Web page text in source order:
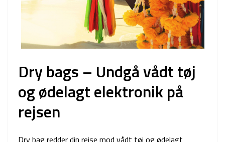
Dry bags – Undgå vådt tøj
og ødelagt elektronik på
rejsen
Dry bag redder din rejse mod vådt tøj og ødelagt